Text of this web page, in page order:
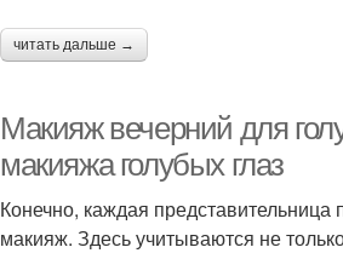
читать дальше →
Макияж вечерний для
макияжа голубых глаз
Конечно, каждая
макияж. Здесь учитываются не